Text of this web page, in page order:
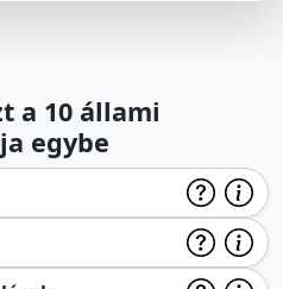
a 10 állami
egybe